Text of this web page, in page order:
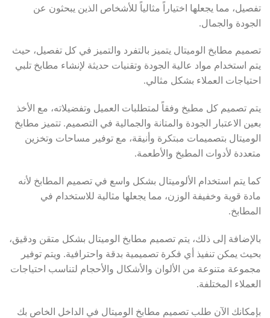
تفصيل، مما يجعلها اختياراً مثالياً للأشخاص الذين يبحثون عن
الجودة والجمال.
تصميم مطابخ الوميتال يتميز بالتفرد والتميز في كل تفصيل، حيث
يتم استخدام مواد عالية الجودة وتقنيات حديثة لإنشاء مطابخ تلبي
احتياجات العملاء بشكل مثالي.
يتم تصميم كل مطبخ وفقاً لمتطلبات العميل وتفضيلاته، مع الأخذ
بعين الاعتبار الجودة والمتانة والجمالية في التصميم. تتميز مطابخ
الوميتال بتصميمات مبتكرة وأنيقة، مع توفير مساحات وتخزين
متعددة لأدوات المطبخ والأطعمة.
كما يتم استخدام الألوميتال بشكل واسع في تصميم المطابخ لأنه
مادة قوية وخفيفة الوزن، مما يجعلها مثالية للاستخدام في
المطابخ.
بالإضافة إلى ذلك، يتم تصميم مطابخ الوميتال بشكل متقن ودقيق،
بحيث يمكن تنفيذ أي فكرة تصميمية بدقة واحترافية. ويتم توفير
مجموعة متنوعة من الألوان والأشكال والأحجام لتناسب احتياجات
العملاء المختلفة.
بإمكانك الآن طلب تصميم مطابخ الوميتال في الداخل الخاص بك